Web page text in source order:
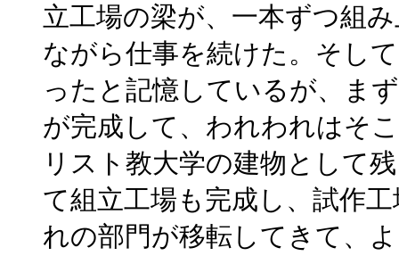
立工場の梁が、一本ずつ組
ながら仕事を続けた。そし
ったと記憶しているが、ま
が完成して、われわれはそ
リスト教大学の建物として
て組立工場も完成し、試作
れの部門が移転してきて、